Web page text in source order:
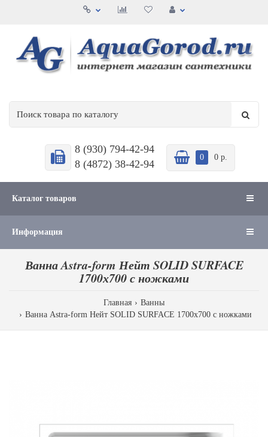
8 (930) 794-42-94
8 (4872) 38-42-94
0 0 р.
Каталог товаров
Информация
Ванна Astra-form Нейт SOLID SURFACE
1700х700 с ножками
Главная
Ванны
Ванна Astra-form Нейт SOLID SURFACE 1700х700 с ножками